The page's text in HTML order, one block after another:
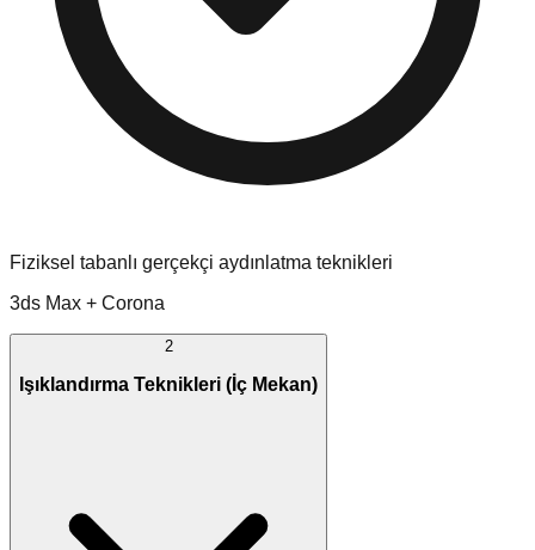
Fiziksel tabanlı gerçekçi aydınlatma teknikleri
3ds Max + Corona
2
Işıklandırma Teknikleri (İç Mekan)